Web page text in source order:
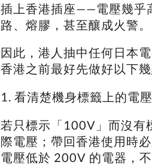
插上香港插座——電壓幾乎
路、熔膠，甚至釀成火警。
因此，港人抽中任何日本
香港之前最好先做好以下幾
1. 看清楚機身標籤上的電壓
若只標示「100V」而沒有
際電壓；帶回香港使用時
電壓低於 200V 的電器，